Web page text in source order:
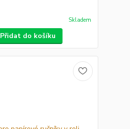
Skladem
Přidat do košíku